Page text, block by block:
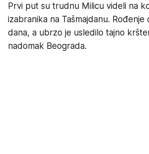
Prvi put su trudnu Milicu videli na
izabranika na Tašmajdanu.
dana, a ubrzo je usledilo tajno
nadomak Beograda.